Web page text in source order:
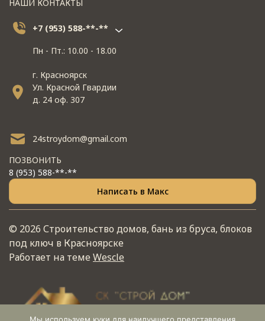
НАШИ КОНТАКТЫ
+7 (953) 588-**-**
Пн - Пт.: 10.00 - 18.00
г. Красноярск
Ул. Красной Гвардии
д. 24 оф. 307
24stroydom@gmail.com
ПОЗВОНИТЬ
8 (953) 588-**-**
Написать в Макс
© 2026 Строительство домов, бань из бруса, блоков
под ключ в Красноярске
Работает на темеWescle